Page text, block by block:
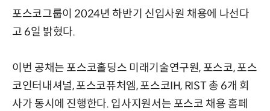
포스코그룹이 2024년 하반기 신입사원 채용에 나선다
고 6일 밝혔다.
이번 공채는 포스코홀딩스 미래기술연구원, 포스코, 포스
코인터내셔널, 포스코퓨처엠, 포스코IH, RIST 총 6개 회
사가 동시에 진행한다. 입사지원서는 포스코 채용 홈페